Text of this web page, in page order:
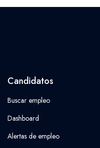
Candidatos
Buscar empleo
Dashboard
Alertas de empleo